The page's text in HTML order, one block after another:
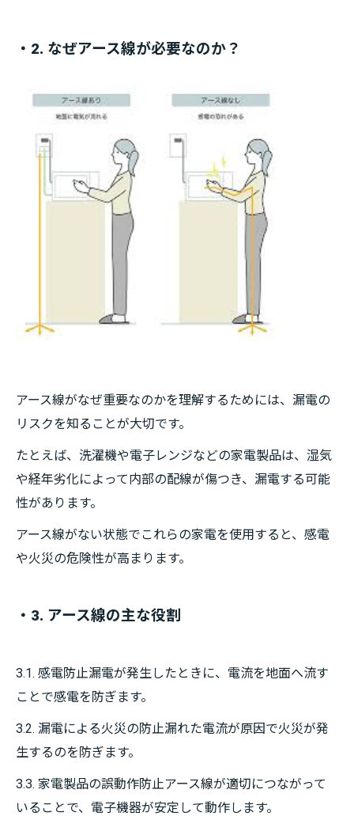
・2. なぜアース線が必要なのか？
アース線がなぜ重要なのかを理解するためには、漏電の
リスクを知ることが大切です。
たとえば、洗濯機や電子レンジなどの家電製品は、湿気
や経年劣化によって内部の配線が傷つき、漏電する可能
性があります。
アース線がない状態でこれらの家電を使用すると、感電
や火災の危険性が高まります。
・3. アース線の主な役割
3.1. 感電防止漏電が発生したときに、電流を地面へ流す
ことで感電を防ぎます。
3.2. 漏電による火災の防止漏れた電流が原因で火災が発
生するのを防ぎます。
3.3. 家電製品の誤動作防止アース線が適切につながって
いることで、電子機器が安定して動作します。